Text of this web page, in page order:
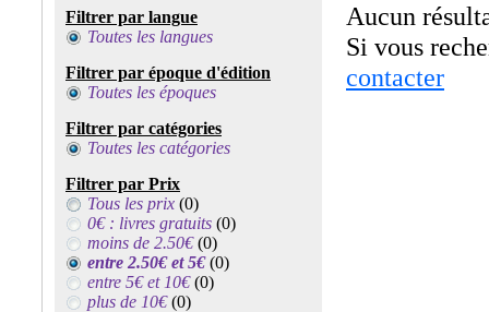
Filtrer par langue
Toutes les langues
Filtrer par époque d'édition
Toutes les époques
Filtrer par catégories
Toutes les catégories
Filtrer par Prix
Tous les prix (0)
0€ : livres gratuits (0)
moins de 2.50€(0)
entre 2.50€ et 5€ (0)
entre 5€ et 10€(0)
plus de 10€(0)
Aucun
Si vous
contacter